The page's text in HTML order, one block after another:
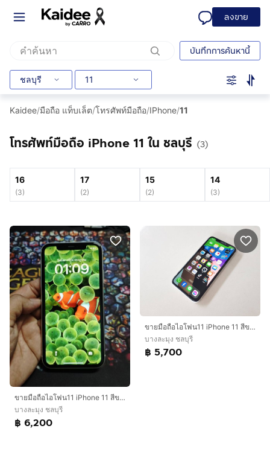
ลงขาย
บันทึกการค้นหานี้
ชลบุรี 11
Kaidee/มือถือ แท็บเล็ต/โทรศัพท์มือถือ/IPhone/11
โทรศัพท์มือถือ iPhone 11 ใน ชลบุรี (3)
16
(3)
17
(2)
15
(2)
14
(3)
ขายมือถือไอโฟน11 iPhone 11 สีขาว 64gb สภาพสวย มีกล่อง สายชาร์จ สนใจคุยได้ครับ นัดดู-รับของได้ที่ พัทยา
บางละมุง ชลบุรี
฿ 6,200
ขายมือถือไอโฟน11 iPhone 11 สีขาว 64gb สภาพสวย มีกล่อง สายชาร์จ สนใจคุยได้ครับ นัดดู-รับของได้ที่ พัทยา หรือ พัทยาจัดส่งฟรี
บางละมุง ชลบุรี
฿ 5,700